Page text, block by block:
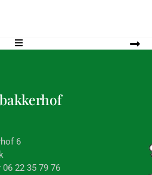
6
22 35 79 76